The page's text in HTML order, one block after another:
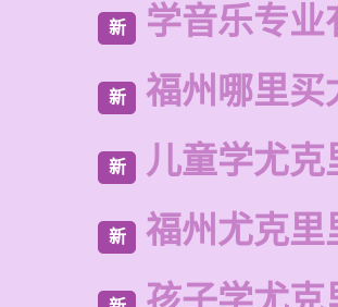
新 学音乐专业
新 福州哪里买
新 儿童学尤克
新 福州尤克里